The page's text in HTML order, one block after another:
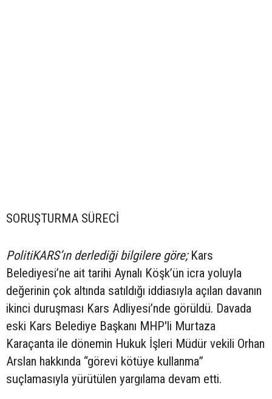
SORUŞTURMA SÜRECİ
PolitiKARS’ın derlediği bilgilere göre; Kars
Belediyesi’ne ait tarihi Aynalı Köşk’ün icra yoluyla
değerinin çok altında satıldığı iddiasıyla açılan davanın
ikinci duruşması Kars Adliyesi’nde görüldü. Davada
eski Kars Belediye Başkanı MHP'li Murtaza
Karaçanta ile dönemin Hukuk İşleri Müdür vekili Orhan
Arslan hakkında “görevi kötüye kullanma”
suçlamasıyla yürütülen yargılama devam etti.